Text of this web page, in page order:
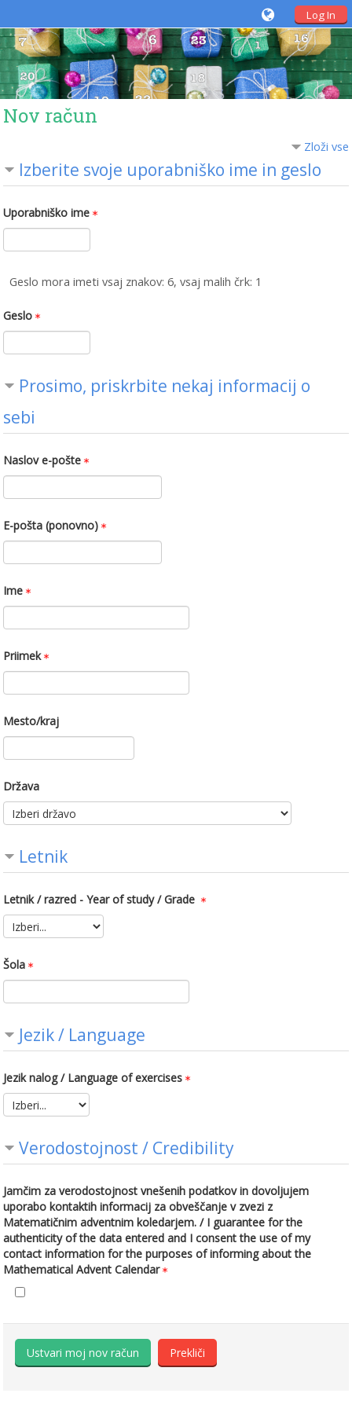
Log In
Nov račun
Zloži vse
Izberite svoje uporabniško ime in geslo
Uporabniško ime
Geslo mora imeti vsaj znakov: 6, vsaj malih črk: 1
Geslo
Prosimo, priskrbite nekaj informacij o
sebi
Naslov e-pošte
E-pošta (ponovno)
Ime
Priimek
Mesto/kraj
Država
Letnik
Letnik / razred - Year of study / Grade
Šola
Jezik / Language
Jezik nalog / Language of exercises
Verodostojnost / Credibility
Jamčim za verodostojnost vnešenih podatkov in dovoljujem
uporabo kontaktih informacij za obveščanje v zvezi z
Matematičnim adventnim koledarjem. / I guarantee for the
authenticity of the data entered and I consent the use of my
contact information for the purposes of informing about the
Mathematical Advent Calendar